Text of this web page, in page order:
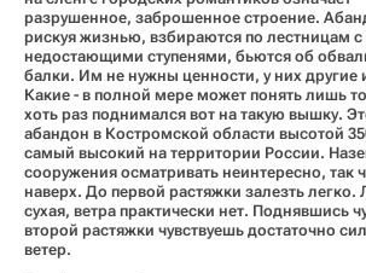
разрушенное, заброшенное строение.
рискуя жизнью, взбираются по лестницам с
недостающими ступенями, бьются об
балки. Им не нужны ценности, у них другие
Какие - в полной мере может понять лишь
хоть раз поднимался вот на такую вышку.
абандон в Костромской области высотой
самый высокий на территории России.
сооружения осматривать неинтересно, так
наверх. До первой растяжки залезть легко.
сухая, ветра практически нет. Поднявшись
второй растяжки чувствуешь достаточно
ветер.